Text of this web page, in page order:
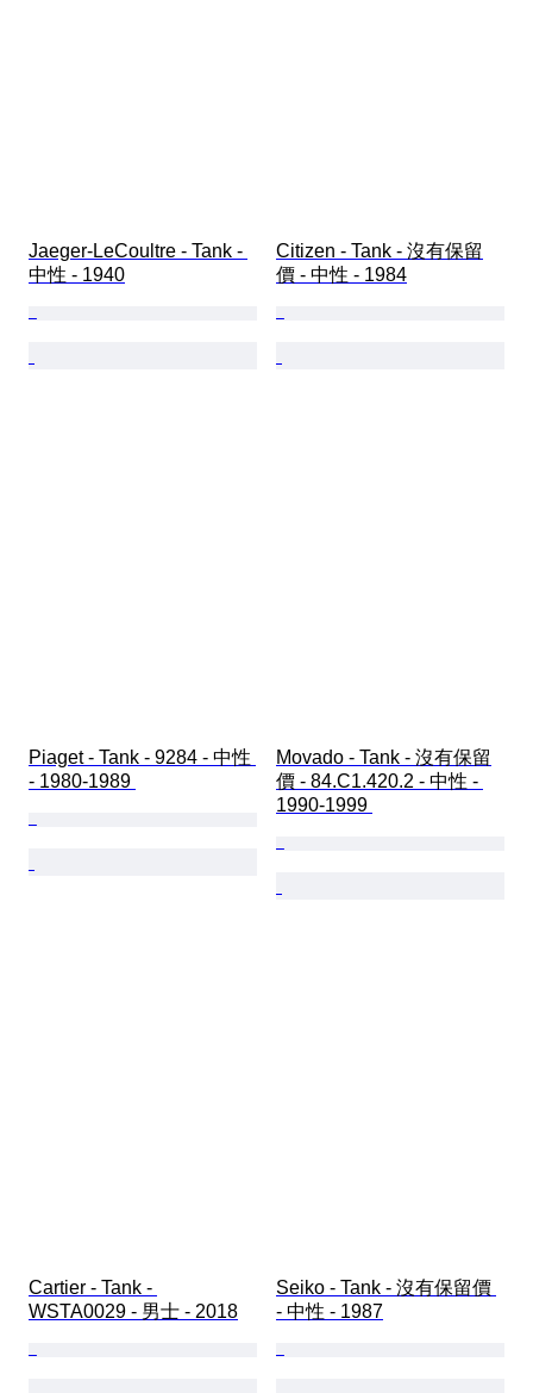
Jaeger-LeCoultre - Tank -
中性 - 1940
Citizen - Tank - 沒有保留
價 - 中性 - 1984
Piaget - Tank - 9284 - 中性
- 1980-1989
Movado - Tank - 沒有保留
價 - 84.C1.420.2 - 中性 -
1990-1999
Cartier - Tank -
WSTA0029 - 男士 - 2018
Seiko - Tank - 沒有保留價
- 中性 - 1987